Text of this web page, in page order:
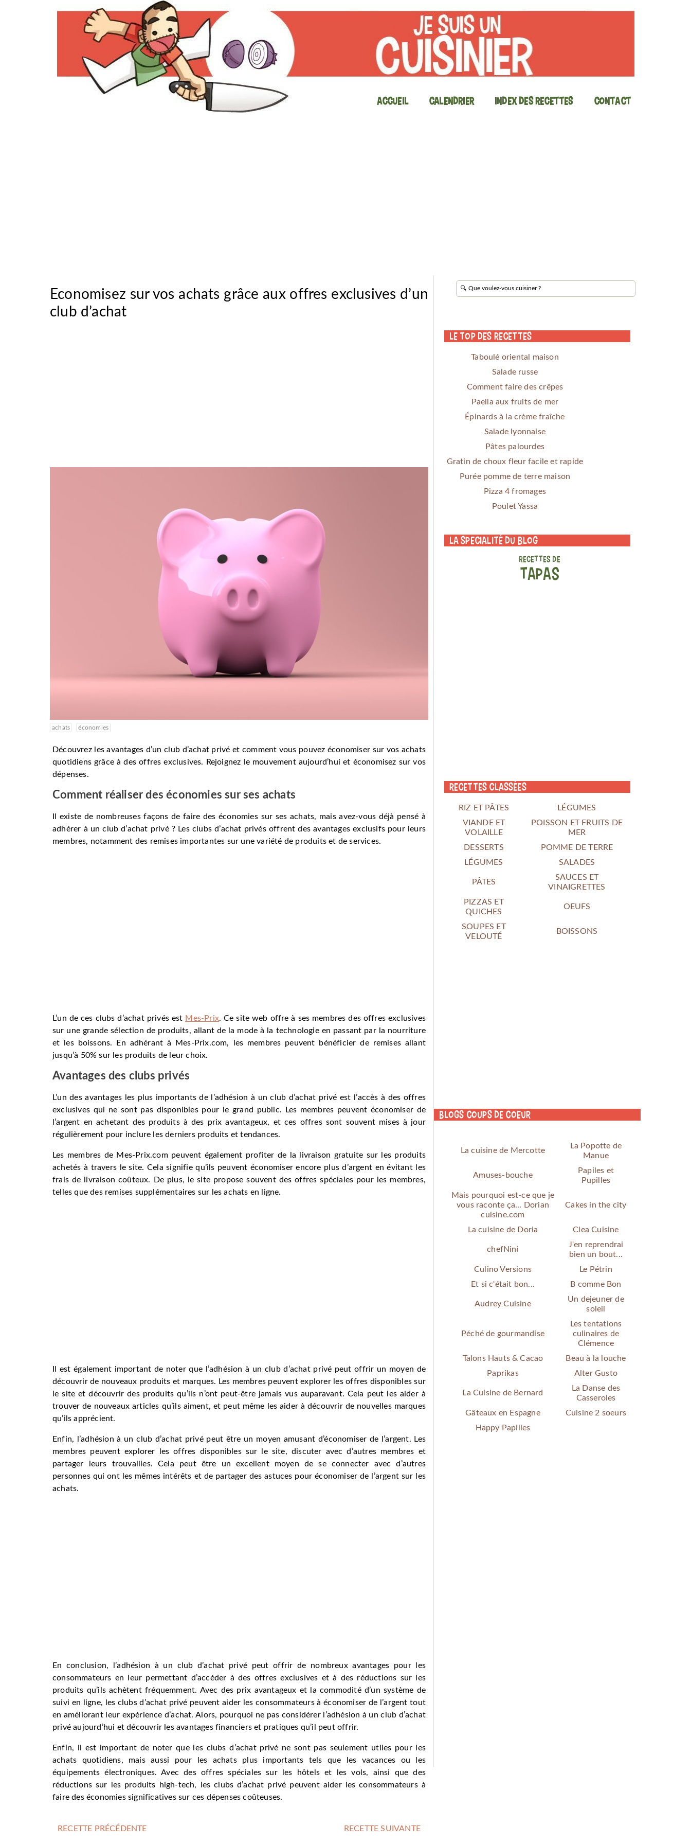
Accueil Calendrier Index des recettes Contact
Economisez sur vos achats grâce aux offres exclusives d’un
club d’achat
achats économies
Découvrez les avantages d’un club d’achat privé et comment vous pouvez économiser sur vos achats
quotidiens grâce à des offres exclusives. Rejoignez le mouvement aujourd’hui et économisez sur vos
dépenses.
Comment réaliser des économies sur ses achats
Il existe de nombreuses façons de faire des économies sur ses achats, mais avez-vous déjà pensé à
adhérer à un club d’achat privé ? Les clubs d’achat privés offrent des avantages exclusifs pour leurs
membres, notamment des remises importantes sur une variété de produits et de services.
L’un de ces clubs d’achat privés est Mes-Prix. Ce site web offre à ses membres des offres exclusives
sur une grande sélection de produits, allant de la mode à la technologie en passant par la nourriture
et les boissons. En adhérant à Mes-Prix.com, les membres peuvent bénéficier de remises allant
jusqu’à 50% sur les produits de leur choix.
Avantages des clubs privés
L’un des avantages les plus importants de l’adhésion à un club d’achat privé est l’accès à des offres
exclusives qui ne sont pas disponibles pour le grand public. Les membres peuvent économiser de
l’argent en achetant des produits à des prix avantageux, et ces offres sont souvent mises à jour
régulièrement pour inclure les derniers produits et tendances.
Les membres de Mes-Prix.com peuvent également profiter de la livraison gratuite sur les produits
achetés à travers le site. Cela signifie qu’ils peuvent économiser encore plus d’argent en évitant les
frais de livraison coûteux. De plus, le site propose souvent des offres spéciales pour les membres,
telles que des remises supplémentaires sur les achats en ligne.
Il est également important de noter que l’adhésion à un club d’achat privé peut offrir un moyen de
découvrir de nouveaux produits et marques. Les membres peuvent explorer les offres disponibles sur
le site et découvrir des produits qu’ils n’ont peut-être jamais vus auparavant. Cela peut les aider à
trouver de nouveaux articles qu’ils aiment, et peut même les aider à découvrir de nouvelles marques
qu’ils apprécient.
Enfin, l’adhésion à un club d’achat privé peut être un moyen amusant d’économiser de l’argent. Les
membres peuvent explorer les offres disponibles sur le site, discuter avec d’autres membres et
partager leurs trouvailles. Cela peut être un excellent moyen de se connecter avec d’autres
personnes qui ont les mêmes intérêts et de partager des astuces pour économiser de l’argent sur les
achats.
En conclusion, l’adhésion à un club d’achat privé peut offrir de nombreux avantages pour
les
consommateurs en leur permettant d’accéder à des offres exclusives et à des réductions sur les
produits qu’ils achètent fréquemment. Avec des prix avantageux et la commodité d’un système de
suivi en ligne, les clubs d’achat privé peuvent aider les consommateurs à économiser de l’argent tout
en améliorant leur expérience d’achat. Alors, pourquoi ne pas considérer l’adhésion à un club d’achat
privé aujourd’hui et découvrir les avantages financiers et pratiques qu’il peut offrir.
Enfin, il est important de noter que les clubs d’achat privé ne sont pas seulement utiles pour les
achats quotidiens, mais aussi pour les achats plus importants tels que les vacances ou les
équipements électroniques. Avec des offres spéciales sur les hôtels et les vols, ainsi que des
réductions sur les produits high-tech, les clubs d’achat privé peuvent aider les consommateurs à
faire des économies significatives sur ces dépenses coûteuses.
RECETTE PRÉCÉDENTE RECETTE SUIVANTE
Le Top des Recettes
Taboulé oriental maison
Salade russe
Comment faire des crêpes
Paella aux fruits de mer
Épinards à la crème fraîche
Salade lyonnaise
Pâtes palourdes
Gratin de choux fleur facile et rapide
Purée pomme de terre maison
Pizza 4 fromages
Poulet Yassa
La specialité du blog
RECETTES DE
TAPAS
Recettes classées
RIZ ET PÂTES
LÉGUMES
VIANDE ET
VOLAILLE
POISSON ET FRUITS DE
MER
DESSERTS
POMME DE TERRE
LÉGUMES
SALADES
PÂTES
SAUCES ET
VINAIGRETTES
PIZZAS ET
QUICHES
OEUFS
SOUPES ET
VELOUTÉ
BOISSONS
Blogs coups de coeur
La cuisine de Mercotte
La Popotte de
Manue
Amuses-bouche
Papiles et
Pupilles
Mais pourquoi est-ce que je
vous raconte ça... Dorian
cuisine.com
Cakes in the city
La cuisine de Doria Clea Cuisine
chefNini
J'en reprendrai
bien un bout...
Culino Versions
Le Pétrin
Et si c'était bon...
B comme Bon
Audrey Cuisine
Un dejeuner de
soleil
Péché de gourmandise
Les tentations
culinaires de
Clémence
Talons Hauts & Cacao
Beau à la louche
Paprikas
Alter Gusto
La Cuisine de Bernard
La Danse des
Casseroles
Gâteaux en Espagne
Cuisine 2 soeurs
Happy Papilles